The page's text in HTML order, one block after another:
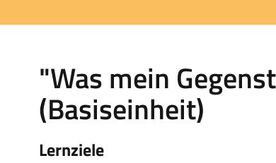
"Was mein
(Basiseinheit)
Lernziele